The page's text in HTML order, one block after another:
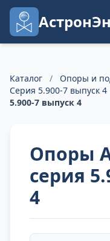
Каталог / Опоры и
Серия 5.900-7 выпуск 4
5.900-7 выпуск 4
Опоры
серия
4